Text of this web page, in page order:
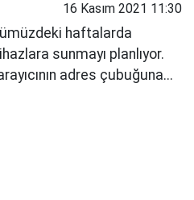
16 Kasım 2021 11:30
haftalarda
sunmayı planlıyor.
adres çubuğuna...